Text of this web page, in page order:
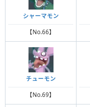
シャーマモン
【No.66】
チューモン
【No.69】